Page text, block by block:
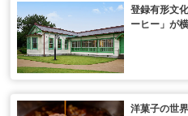
登録有形文
ーヒー」が
洋菓子の世